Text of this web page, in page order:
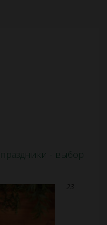
- выбор
23